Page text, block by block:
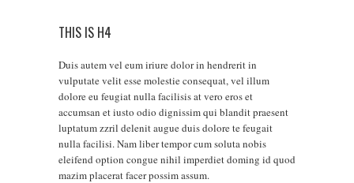
THIS IS H4
Duis autem vel eum iriure dolor in hendrerit in
vulputate velit esse molestie consequat, vel illum
dolore eu feugiat nulla facilisis at vero eros et
accumsan et iusto odio dignissim qui blandit praesent
luptatum zzril delenit augue duis dolore te feugait
nulla facilisi. Nam liber tempor cum soluta nobis
eleifend option congue nihil imperdiet doming id quod
mazim placerat facer possim assum.